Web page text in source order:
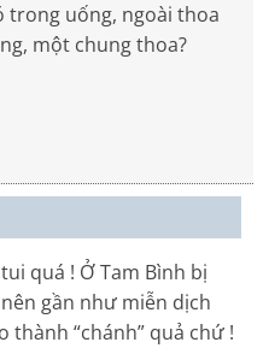
trong uống, ngoài thoa
một chung thoa?
quá ! Ở Tam Bình bị
gần như miễn dịch
thành “chánh” quả chứ !